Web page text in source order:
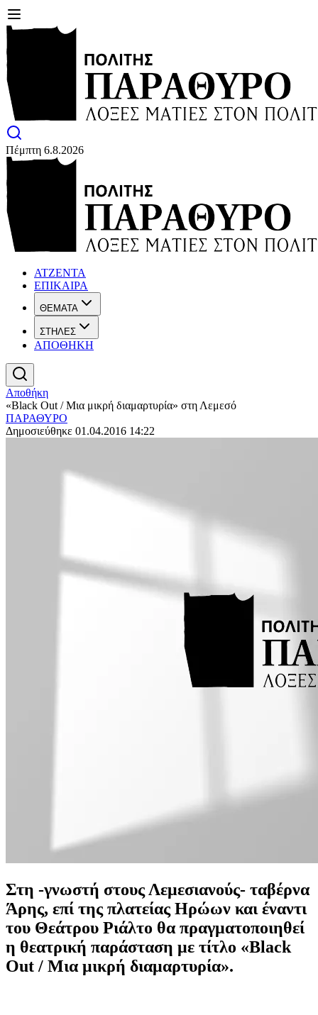
Πέμπτη 6.8.2026
ΑΤΖΕΝΤΑ
ΕΠΙΚΑΙΡΑ
ΘΕΜΑΤΑ
ΣΤΗΛΕΣ
ΑΠΟΘΗΚΗ
Αποθήκη
«Black Out / Mια μικρή διαμαρτυρία» στη Λεμεσό
ΠΑΡΑΘΥΡΟ
Δημοσιεύθηκε 01.04.2016 14:22
Στη -γνωστή στους Λεμεσιανούς- ταβέρνα
Άρης, επί της πλατείας Ηρώων και έναντι
του Θεάτρου Ριάλτο θα πραγματοποιηθεί
η θεατρική παράσταση με τίτλο «Black
Out / Μια μικρή διαμαρτυρία».